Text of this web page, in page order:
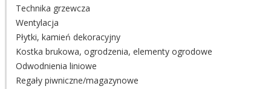
Technika grzewcza
Wentylacja
Płytki, kamień dekoracyjny
Kostka brukowa, ogrodzenia, elementy ogrodowe
Odwodnienia liniowe
Regały piwniczne/magazynowe